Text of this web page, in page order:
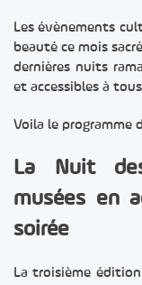
Les évènements
beauté ce mois
dernières nuits
et accessibles à
Voila le programme
La Nuit
musées en
soirée
La troisième